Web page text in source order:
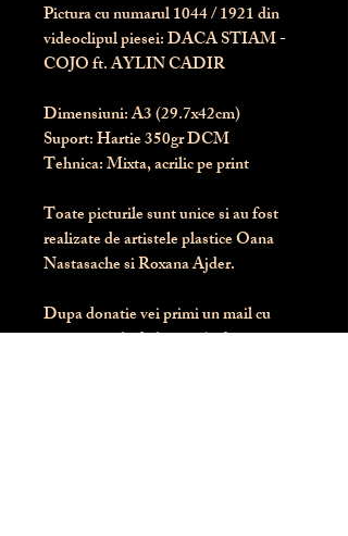
Pictura cu numarul1044/ 1921 din
videoclipul piesei: DACA STIAM -
COJO ft. AYLIN CADIR
Dimensiuni: A3 (29.7x42cm)
Suport: Hartie 350gr DCM
Tehnica: Mixta, acrilic pe print
Toate picturile sunt unice si au fost
realizate de artistele plastice Oana
Nastasache si Roxana Ajder.
Dupa donatie vei primi un mail cu
instructiunile de livrare / ridicare.